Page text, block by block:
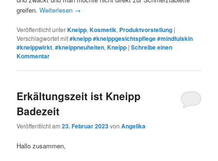
greifen.Weiterlesen →
Veröffentlicht unterKneipp,Kosmetik, Produktvorstellung |
Verschlagwortet mit#kneipp #kneippgesichtspflege #mindfulskin
#kneippwirkt,#kneippneuheiten,Kneipp |Schreibe einen
Kommentar
Erkältungszeit ist Kneipp
Badezeit
Veröffentlicht am23. Februar 2023vonAngelika
Hallo zusammen,